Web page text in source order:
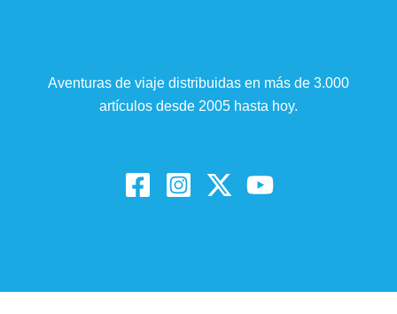
Aventuras de viaje distribuidas en más de 3.000
artículos desde 2005 hasta hoy.